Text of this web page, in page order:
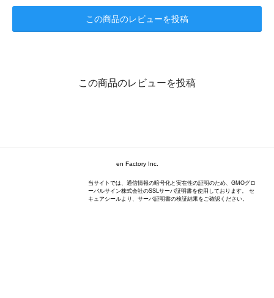
この商品のレビューを投稿
この商品のレビューを投稿
en Factory Inc.
当サイトでは、通信情報の暗号化と実在性の証明のため、GMOグロ
ーバルサイン株式会社のSSLサーバ証明書を使用しております。 セ
キュアシールより、サーバ証明書の検証結果をご確認ください。